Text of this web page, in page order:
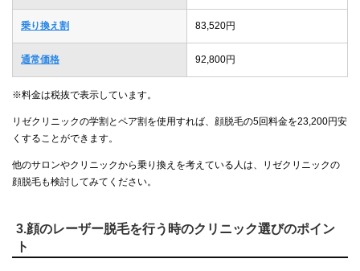
乗り換え割 83,520円
通常価格 92,800円
※料金は税抜で表示しています。
リゼクリニックの学割とペア割を使用すれば、顔脱毛の5回料金を23,200円安
くすることができます。
他のサロンやクリニックから乗り換えを考えている人は、リゼクリニックの
顔脱毛も検討してみてください。
3.顔のレーザー脱毛を行う時のクリニック選びのポイン
ト